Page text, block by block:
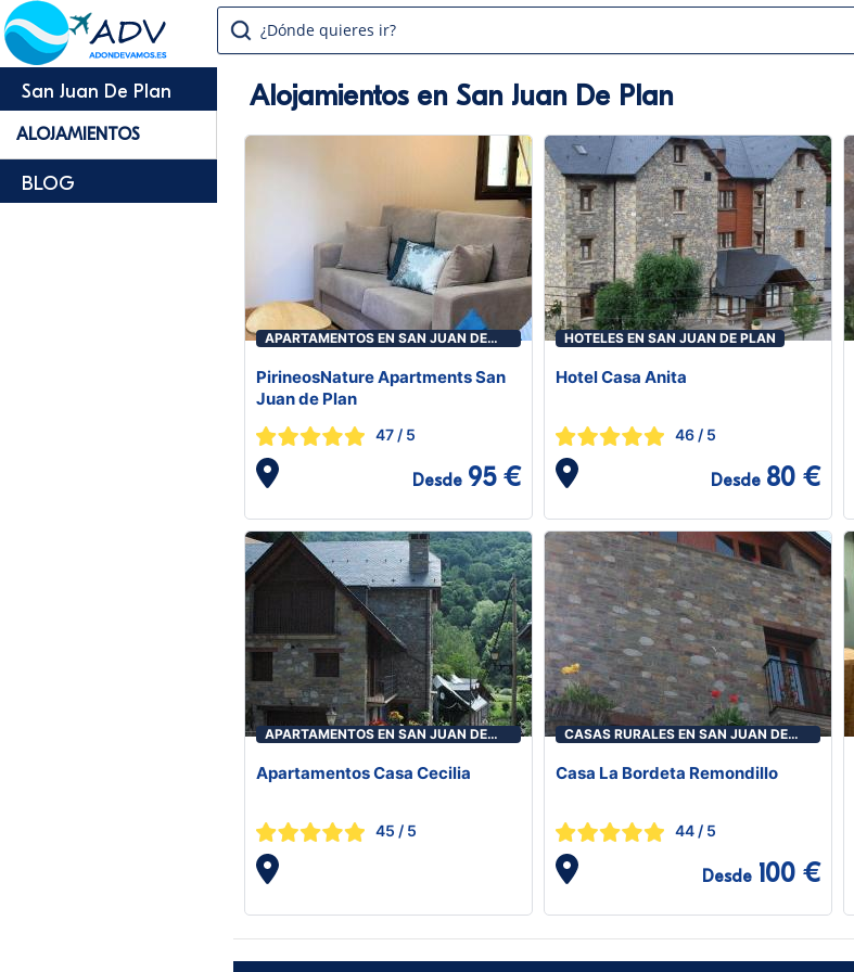
¿Dónde quieres ir?
San Juan De Plan
ALOJAMIENTOS
BLOG
Alojamientos en San Juan De Plan
APARTAMENTOS EN SAN JUAN DE
PirineosNature Apartments San
Juan de Plan
47 / 5
Desde 95 €
HOTELES EN SAN JUAN DE PLAN
Hotel Casa Anita
46 / 5
Desde 80 €
APARTAMENTOS EN SAN JUAN DE
Apartamentos Casa Cecilia
45 / 5
CASAS RURALES EN SAN JUAN DE
Casa La Bordeta Remondillo
44 / 5
Desde 100 €